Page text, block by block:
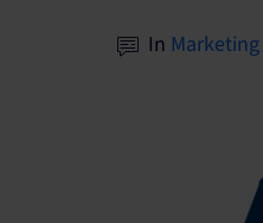
In Marketing